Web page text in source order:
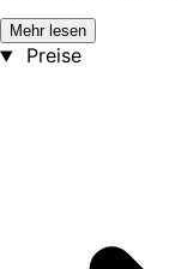
Mehr lesen
Preise